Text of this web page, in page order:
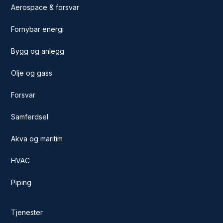
Aerospace & forsvar
Fornybar energi
Bygg og anlegg
Olje og gass
Forsvar
Samferdsel
Akva og maritim
HVAC
Piping
Tjenester